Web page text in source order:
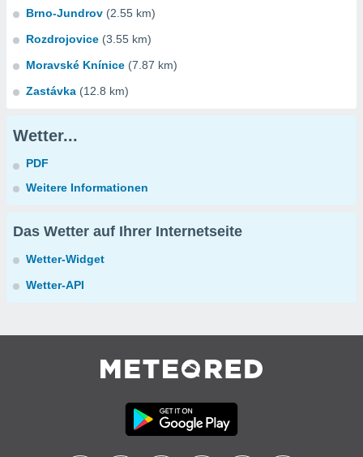
Brno-Jundrov (2.55 km)
Rozdrojovice (3.55 km)
Moravské Knínice (7.87 km)
Zastávka (12.8 km)
Wetter...
PDF
Weitere Informationen
Das Wetter auf Ihrer Internetseite
Wetter-Widget
Wetter-API